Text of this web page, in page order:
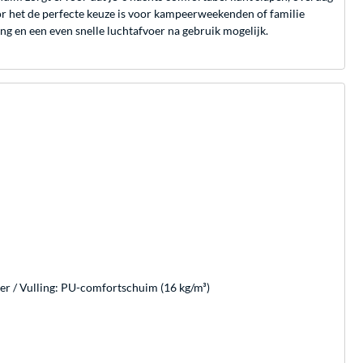
de perfecte keuze is voor kampeerweekenden of familie
en een even snelle luchtafvoer na gebruik mogelijk.
/ Vulling: PU-comfortschuim (16 kg/m³)